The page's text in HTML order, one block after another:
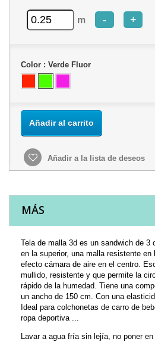
m - +
Color : Verde Fluor
Añadir al carrito
Añadir a la lista de deseos
MÁS
Tela de malla 3d es un sandwich de 3
en la superior, una malla resistente en
efecto cámara de aire en el centro.
mullido, resistente y que permite la
rápido de la humedad. Tiene una
un ancho de 150 cm. Con una
Ideal para colchonetas de carro de
ropa deportiva ...
Lavar a agua fría sin lejía, no poner